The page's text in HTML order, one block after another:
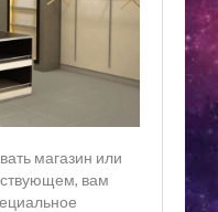
магазин или
вам